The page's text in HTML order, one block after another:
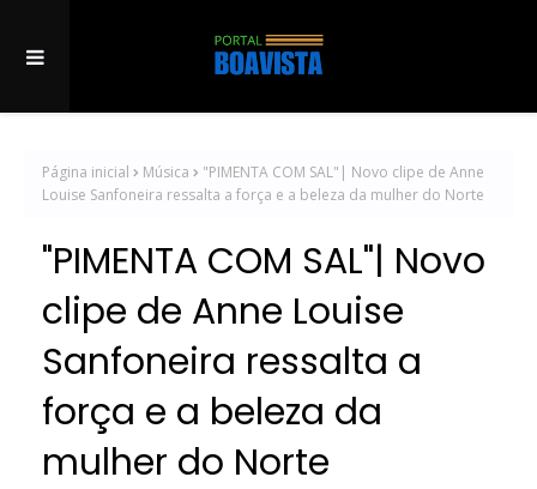
Página inicial Música
"PIMENTA COM SAL"| Novo clipe de Anne
Louise Sanfoneira ressalta a força e a beleza da mulher do Norte
"PIMENTA COM SAL"| Novo
clipe de Anne Louise
Sanfoneira ressalta a
força e a beleza da
mulher do Norte